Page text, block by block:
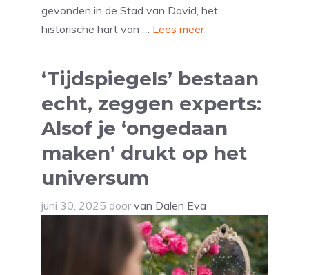
gevonden in de Stad van David, het
historische hart van … Lees meer
‘Tijdspiegels’ bestaan
echt, zeggen experts:
Alsof je ‘ongedaan
maken’ drukt op het
universum
juni 30, 2025 door van Dalen Eva